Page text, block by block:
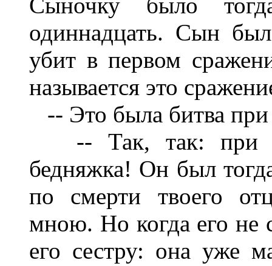
одиннадцать. Сын
убит в первом
называется это
-- Это была битва при
-- Так, так: при
бедняжка! Он был
по смерти твоего
мною. Но когда его не
его сестру: она уже